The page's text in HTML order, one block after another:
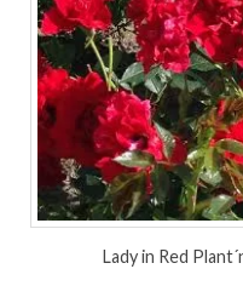
Lady in Red